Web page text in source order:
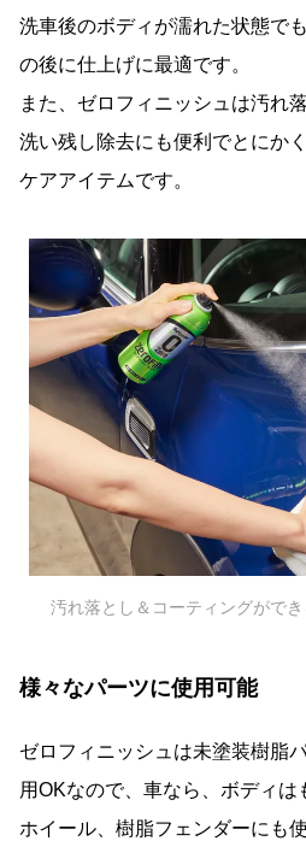
洗車後のボディが濡れた状態で
の後に仕上げに最適です。
また、ゼロフィニッシュは汚れ
洗い残し除去にも便利でとにか
ケアアイテムです。
汚れ落とし＆コーティングができ
様々なパーツに使用可能
ゼロフィニッシュは未塗装樹脂
用OKなので、車なら、ボディ
ホイール、樹脂フェンダーにも